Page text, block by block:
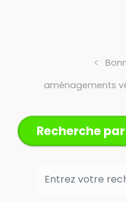
aménagements
Recherche